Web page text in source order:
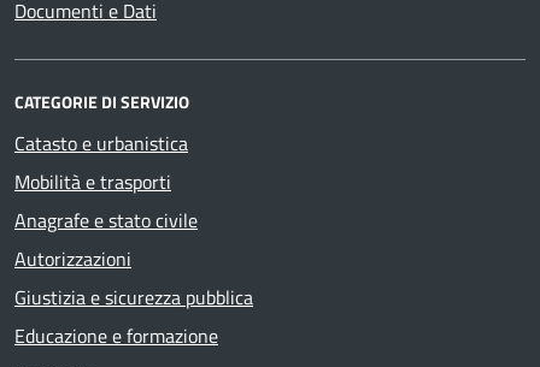
Documenti e Dati
CATEGORIE DI SERVIZIO
Catasto e urbanistica
Mobilità e trasporti
Anagrafe e stato civile
Autorizzazioni
Giustizia e sicurezza pubblica
Educazione e formazione